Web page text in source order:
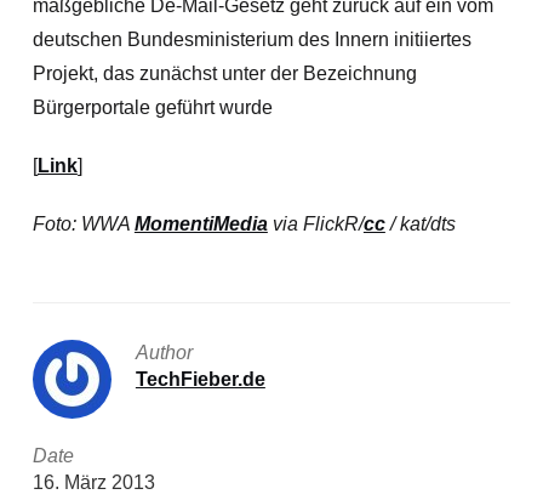
maßgebliche De-Mail-Gesetz geht zurück auf ein vom
deutschen Bundesministerium des Innern initiiertes
Projekt, das zunächst unter der Bezeichnung
Bürgerportale geführt wurde
[Link]
Foto: WWA MomentiMediavia FlickR/cc/ kat/dts
Author
TechFieber.de
Date
16. März 2013